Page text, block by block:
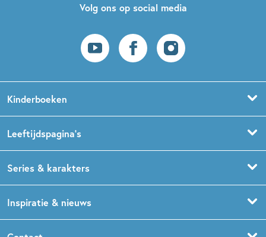
Volg ons op social media
Kinderboeken
Prentenboeken
Babyboeken
Leeftijdspagina’s
Boekentips 1,5 - 3 jaar
Series & karakters
Dog Man
Inspiratie & nieuws